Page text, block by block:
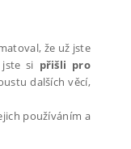
že už jste
si přišli pro
dalších věcí,
používáním a